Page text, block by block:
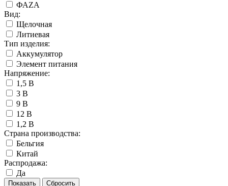
ФАZА
Вид:
Щелочная
Литиевая
Тип изделия:
Аккумулятор
Элемент питания
Напряжение:
1,5 В
3 В
9 В
12 В
1,2 В
Страна производства:
Бельгия
Китай
Распродажа:
Да